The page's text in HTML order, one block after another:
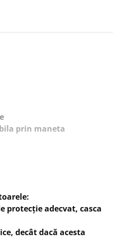
prin maneta
protecție adecvat, casca
decât dacă acesta